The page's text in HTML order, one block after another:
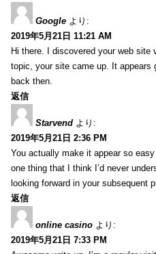
Google より:
2019年5月21日 11:21 AM
Hi there. I discovered your web site
topic, your site came up. It appears
back then.
返信
Starvend より:
2019年5月21日 2:36 PM
You actually make it appear so
one thing that I think I’d never
looking forward in your subsequent
返信
online casino より:
2019年5月21日 7:33 PM